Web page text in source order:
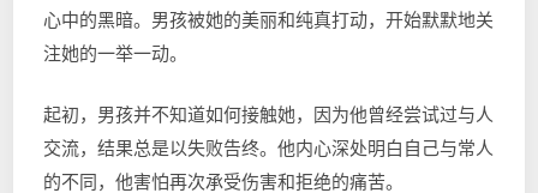
心中的黑暗。男孩被她的美丽和纯真打动，开始默默地关
注她的一举一动。
起初，男孩并不知道如何接触她，因为他曾经尝试过与人
交流，结果总是以失败告终。他内心深处明白自己与常人
的不同，他害怕再次承受伤害和拒绝的痛苦。